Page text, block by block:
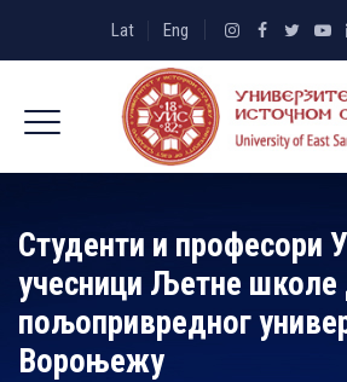
Lat Eng
Студенти и професори
учесници Љетне
пољопривредног
Вороњежу